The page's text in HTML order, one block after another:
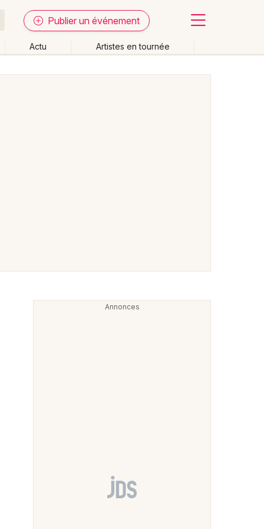
Publier un événement
Actu Artistes en tournée